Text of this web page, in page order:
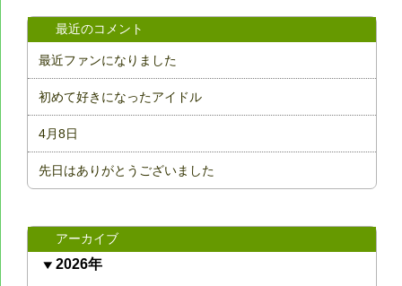
最近のコメント
最近ファンになりました
初めて好きになったアイドル
4月8日
先日はありがとうございました
アーカイブ
2026年